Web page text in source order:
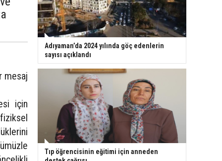
mesaj
için
Adıyaman’da 2024 yılında göç edenlerin
sayısı açıklandı
Tıp öğrencisinin eğitimi için anneden